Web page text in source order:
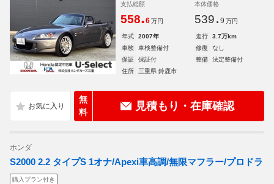
支払総額
558.6 万円
本体価格
539. 9 万円
年式 2007年 走行
3.7万km
車検
車検整備付 修復
なし
保証
保証付 整備
法定整備付
住所
三重県 鈴鹿市
無
料
見積もり・在庫確認
ホンダ
S2000 2.2 タイプS 1オナ/Apexi車高調/無限マフラー/プロドラ
購入プラン付き